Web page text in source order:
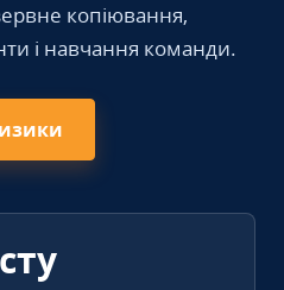
копіювання,
і навчання команди.